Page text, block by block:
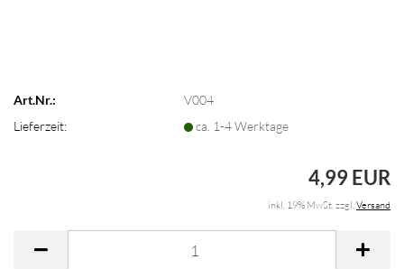
Art.Nr.:
V004
Lieferzeit:
ca. 1-4 Werktage
4,99 EUR
inkl. 19% MwSt. zzgl.Versand